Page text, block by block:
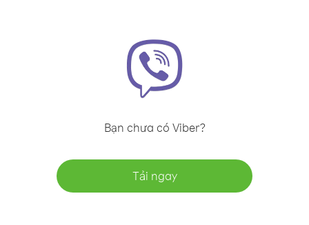
Bạn chưa có Viber?
Tải ngay